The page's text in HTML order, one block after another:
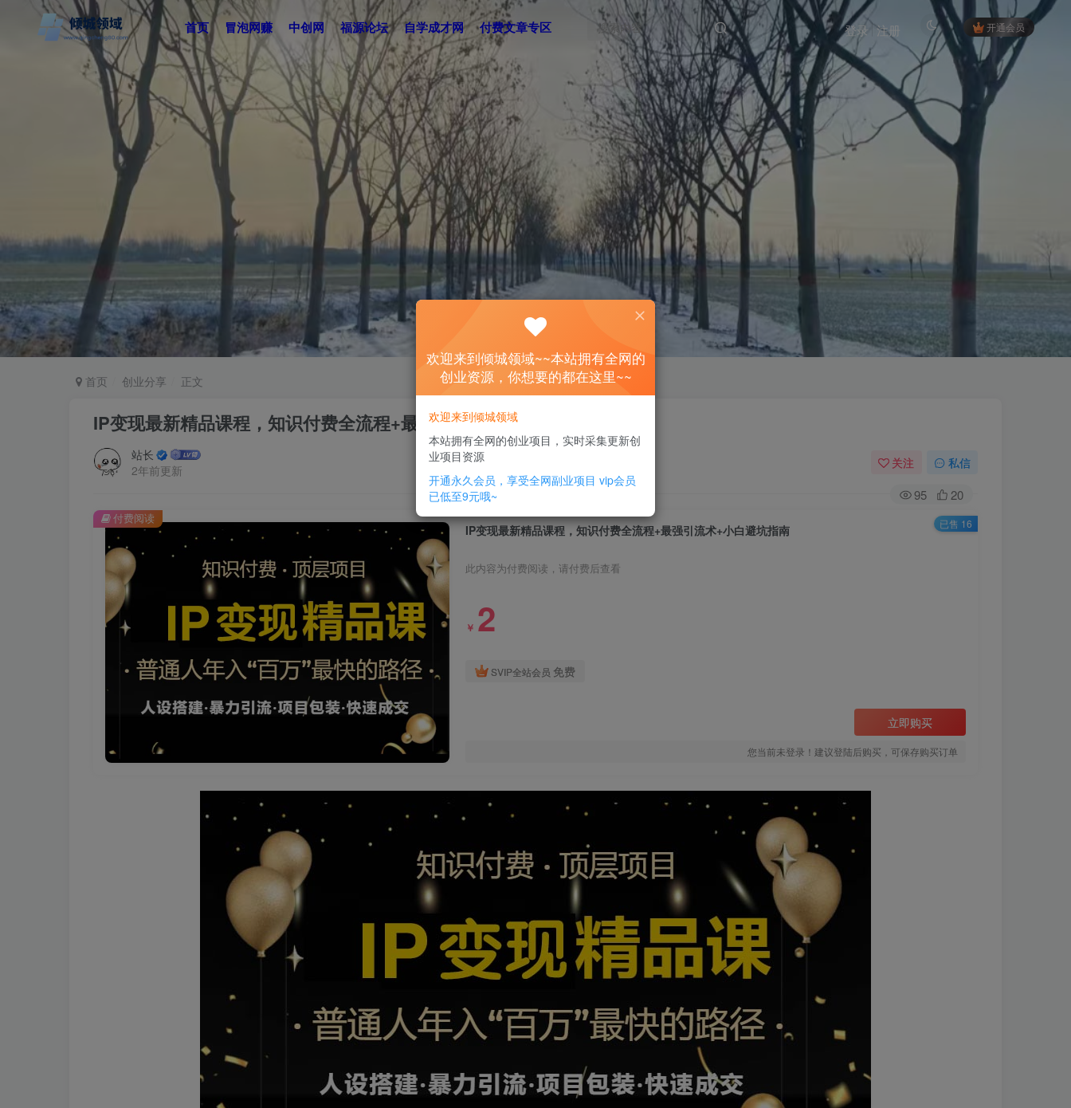
首页 冒泡网赚 中创网 福源论坛 自学成才网 付费文章专区 开通会员
登录 注册
首页 创业分享 正文
IP变现最新精品课程，知识付费全流程+最强引流术+小白避坑指南
站长
2年前更新
关注 私信
95 20
IP变现最新精品课程，知识付费全流程+最强引流术+小白避坑指南
此内容为付费阅读，请付费后查看
￥ 2
SVIP全站会员 免费
立即购买
您当前未登录！建议登陆后购买，可保存购买订单
付费阅读 已售 16
欢迎来到倾城领域~~本站拥有全网的
创业资源，你想要的都在这里~~
欢迎来到倾城领域
本站拥有全网的创业项目，实时采集更新创
业项目资源
开通永久会员，享受全网副业项目 vip会员
已低至9元哦~